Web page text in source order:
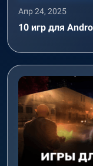
Апр 24, 2025
10 игр для